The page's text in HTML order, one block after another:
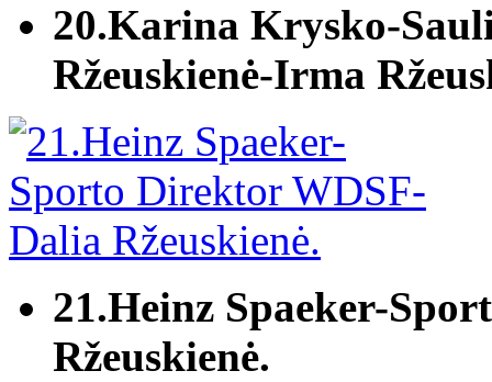
20.Karina Krysko-
Ržeuskienė-Irma
21.Heinz Spaeker-
Ržeuskienė.